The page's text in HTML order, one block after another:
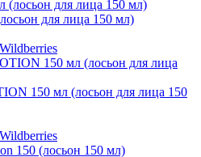
для лица 150 мл)
Wildberries
150 мл (лосьон для лица 150
Wildberries